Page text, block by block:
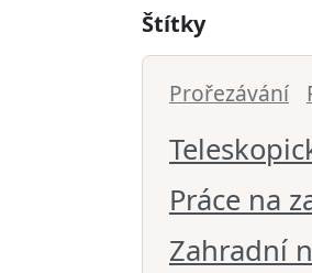
Štítky
Prořezávání
Práce na
Zahradní